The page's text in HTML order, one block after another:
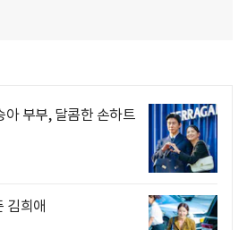
부부, 달콤한 손하트
김희애